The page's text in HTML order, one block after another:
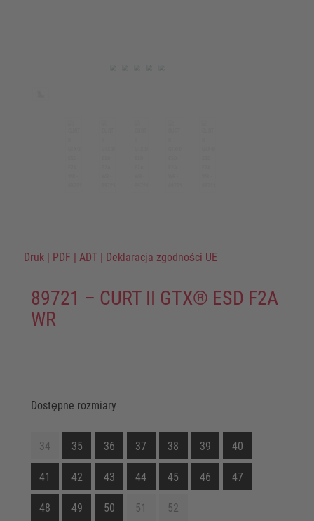
Druk | PDF | ADT | Deklaracja zgodności UE
89721 – CURT II GTX® ESD F2A
WR
Dostępne rozmiary
34 35 36 37 38 39 40
41 42 43 44 45 46 47
48 49 50 51 52